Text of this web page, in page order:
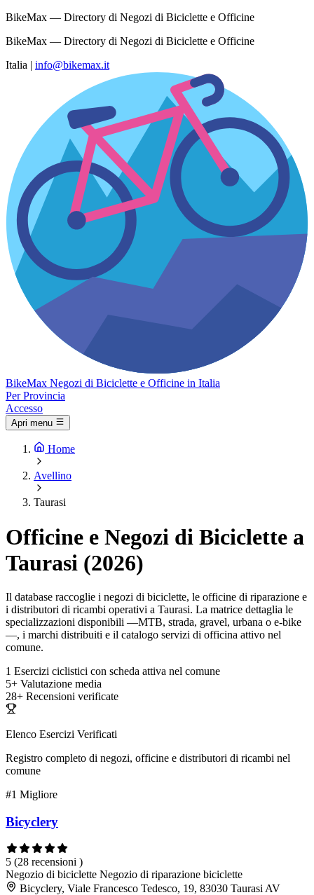
BikeMax — Directory di Negozi di Biciclette e Officine
BikeMax — Directory di Negozi di Biciclette e Officine
Italia | info@bikemax.it
BikeMax Negozi di Biciclette e Officine in Italia
Per Provincia
Accesso
Apri menu
Home
Avellino
Taurasi
Officine e Negozi di Biciclette a
Taurasi (2026)
Il database raccoglie i negozi di biciclette, le officine di riparazione e
i distributori di ricambi operativi a Taurasi. La matrice dettaglia le
specializzazioni disponibili —MTB, strada, gravel, urbana o e-bike
—, i marchi distribuiti e il catalogo servizi di officina attivo nel
comune.
1 Esercizi ciclistici con scheda attiva nel comune
5+ Valutazione media
28+ Recensioni verificate
Elenco Esercizi Verificati
Registro completo di negozi, officine e distributori di ricambi nel
comune
#1 Migliore
Bicyclery
5 (28 recensioni )
Negozio di biciclette Negozio di riparazione biciclette
Bicyclery, Viale Francesco Tedesco, 19, 83030 Taurasi AV